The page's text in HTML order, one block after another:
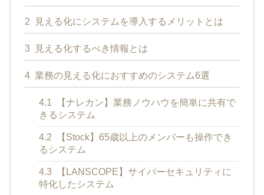
2 見える化にシステムを導入するメリットとは
3 見える化するべき情報とは
4 業務の見える化におすすめのシステム6選
4.1
【ナレカン】業務ノウハウを簡単に共有で
きるシステム
4.2
【Stock】65歳以上のメンバーも操作でき
るシステム
4.3
【LANSCOPE】サイバーセキュリティに
特化したシステム